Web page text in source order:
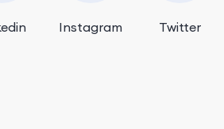
Instagram Twitter